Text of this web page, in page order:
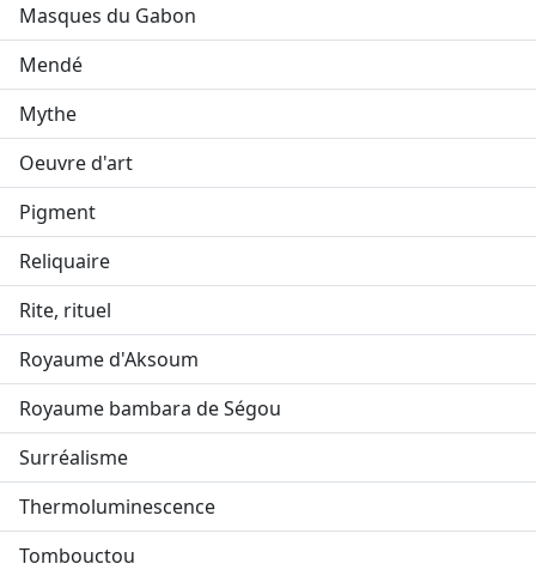
Masques du Gabon
Mendé
Mythe
Oeuvre d'art
Pigment
Reliquaire
Rite, rituel
Royaume d'Aksoum
Royaume bambara de Ségou
Surréalisme
Thermoluminescence
Tombouctou